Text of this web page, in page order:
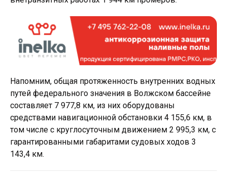
Напомним, общая протяженность внутренних водных
путей федерального значения в Волжском бассейне
составляет 7 977,8 км, из них оборудованы
средствами навигационной обстановки 4 155,6 км, в
том числе с круглосуточным движением 2 995,3 км, с
гарантированными габаритами судовых ходов 3
143,4 км.